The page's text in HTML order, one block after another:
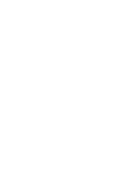
estamos aquí para hacer
que tenemos para ofrecerte en
de clóset en
para tus proyectos y
lo que tenemos para
Organizadores de clóset en
proyectos de renovación y